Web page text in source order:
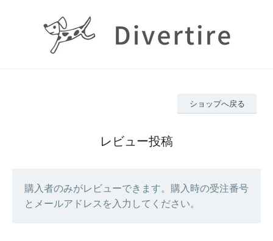
ショップへ戻る
レビュー投稿
購入者のみがレビューできます。購入時の受注番号
とメールアドレスを入力してください。